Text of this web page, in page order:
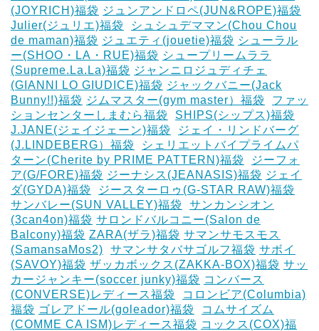
(JOYRICH)福袋 ジュンアンドロペ(JUN&ROPE)福袋
Julier(ジュリエ)福袋
シュシュデママン(Chou Chou
de maman)福袋 ジュエティ(jouetie)福袋 シューラル
ー(SHOO・LA・RUE)福袋 シュープリームララ
(Supreme.La.La)福袋 ジャンニロジュディチェ
(GIANNI LO GIUDICE)福袋 ジャックバニー(Jack
Bunny!!)福袋 ジムマスター(gym master）福袋
ファッ
ションセンターしまむら福袋
SHIPS(シップス)福袋
J.JANE(ジェイジェーン)福袋
ジェイ・リンドバーグ
(J.LINDEBERG）福袋
シェリエットバイプライムパ
ターン(Cherite by PRIME PATTERN)福袋
ジーフォ
ア(G/FORE)福袋 ジーナシス(JEANASIS)福袋 ジェイ
ダ(GYDA)福袋
ジースターロゥ(G-STAR RAW)福袋
サンバレー(SUN VALLEY)福袋
サンカンシオン
(3can4on)福袋 サロンドバルコニー(Salon de
Balcony)福袋 ZARA(ザラ)福袋 サマンサモスモス
(SamansaMos2)
サマンサタバサゴルフ福袋 サボイ
(SAVOY)福袋 ザッカボックス(ZAKKA-BOX)福袋 サッ
カージャンキー(soccer junky)福袋 コンバース
(CONVERSE)レディース福袋
コロンビア(Columbia)
福袋 ゴレアドール(goleador)福袋
コムサイズム
(COMME CA ISM)レディース福袋 コックス(COX)福